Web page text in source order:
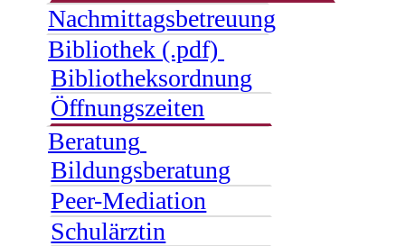
Nachmittagsbetreuung
Bibliothek (.pdf)
Bibliotheksordnung
Öffnungszeiten
Beratung
Bildungsberatung
Peer-Mediation
Schulärztin